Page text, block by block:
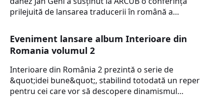
prilejuită de lansarea traducerii în română a…
Eveniment lansare album Interioare din
Romania volumul 2
Interioare din România 2 prezintă o serie de
&quot;idei bune&quot;, stabilind totodată un reper
pentru cei care vor să descopere dinamismul…